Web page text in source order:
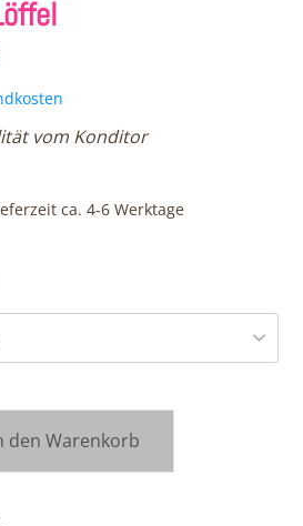
vom Konditor
ca. 4-6 Werktage
den Warenkorb